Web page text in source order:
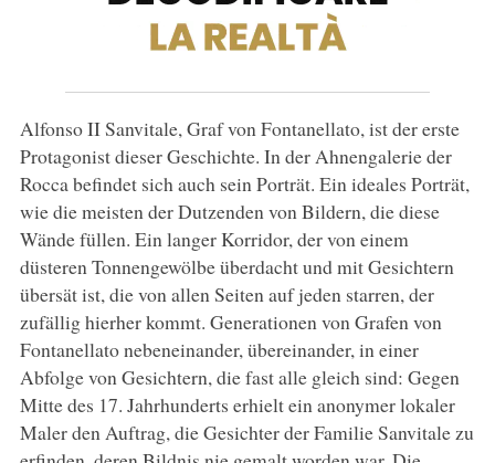
Alfonso II Sanvitale, Graf von Fontanellato, ist der erste
Protagonist dieser Geschichte. In der Ahnengalerie der
Rocca befindet sich auch sein Porträt. Ein ideales Porträt,
wie die meisten der Dutzenden von Bildern, die diese
Wände füllen. Ein langer Korridor, der von einem
düsteren Tonnengewölbe überdacht und mit Gesichtern
übersät ist, die von allen Seiten auf jeden starren, der
zufällig hierher kommt. Generationen von Grafen von
Fontanellato nebeneinander, übereinander, in einer
Abfolge von Gesichtern, die fast alle gleich sind: Gegen
Mitte des 17. Jahrhunderts erhielt ein anonymer lokaler
Maler den Auftrag, die Gesichter der Familie Sanvitale zu